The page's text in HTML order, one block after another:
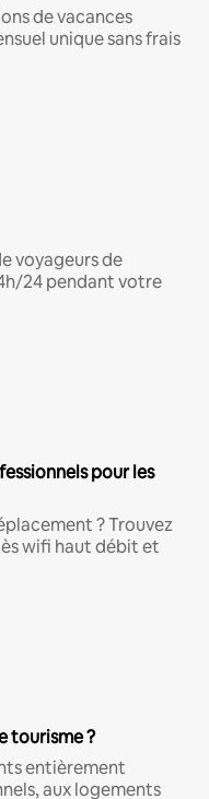
de vacances
unique sans frais
voyageurs de
24 pendant votre
pour les
? Trouvez
wifi haut débit et
tourisme ?
entièrement
aux logements